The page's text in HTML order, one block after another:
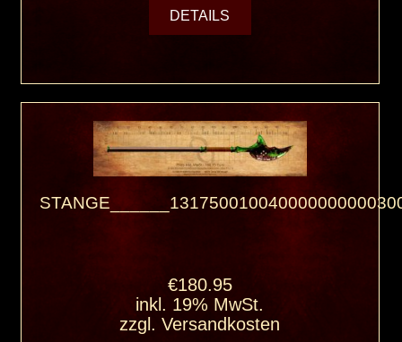
DETAILS
€180.95
inkl. 19% MwSt.
zzgl.Versandkosten